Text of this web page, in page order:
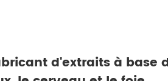
d'extraits à base